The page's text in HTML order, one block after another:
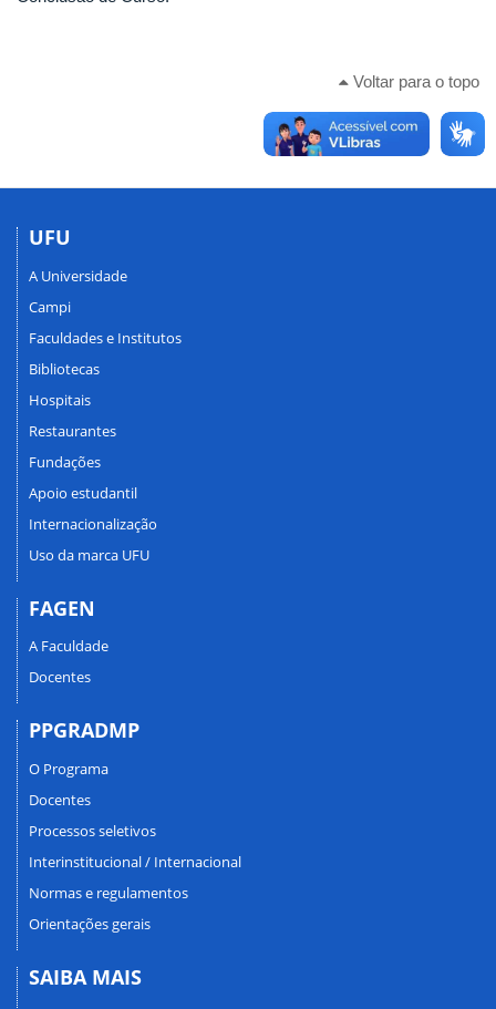
Voltar para o topo
UFU
A Universidade
Campi
Faculdades e Institutos
Bibliotecas
Hospitais
Restaurantes
Fundações
Apoio estudantil
Internacionalização
Uso da marca UFU
FAGEN
A Faculdade
Docentes
PPGRADMP
O Programa
Docentes
Processos seletivos
Interinstitucional / Internacional
Normas e regulamentos
Orientações gerais
SAIBA MAIS